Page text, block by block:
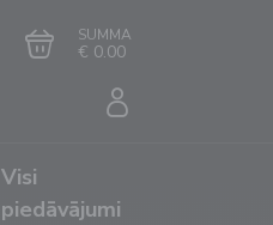
SUMMA
€ 0.00
Visi
piedāvājumi